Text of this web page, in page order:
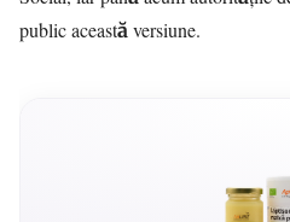
public această versiune.